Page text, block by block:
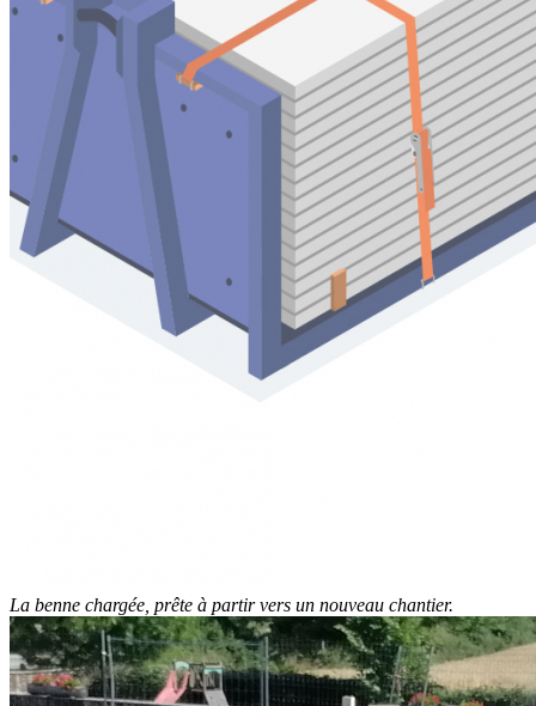
La benne chargée, prête à partir vers un nouveau chantier.